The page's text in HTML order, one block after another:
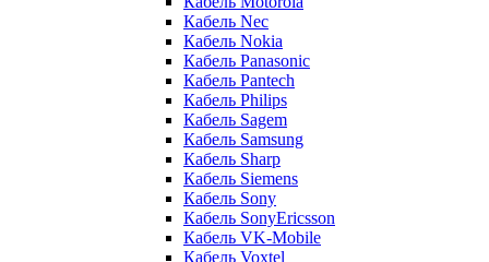
Кабель Nec
Кабель Nokia
Кабель Panasonic
Кабель Pantech
Кабель Philips
Кабель Sagem
Кабель Samsung
Кабель Sharp
Кабель Siemens
Кабель Sony
Кабель SonyEricsson
Кабель VK-Mobile
Кабель Voxtel